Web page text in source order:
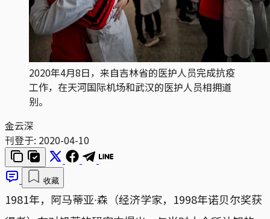
2020年4月8日，来自吉林省的医护人员完成抗疫
工作，在天河国际机场和武汉的医护人员相拥道
别。
金云深
刊登于: 2020-04-10
收藏
1981年，阿马蒂亚∙森（经济学家，1998年诺贝尔奖获